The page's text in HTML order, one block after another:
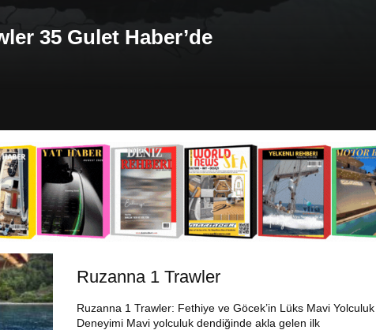
35 Gulet Haber’de
Ruzanna 1 Trawler
Ruzanna 1 Trawler: Fethiye ve Göcek’in Lüks Mavi Yolculuk
Deneyimi Mavi yolculuk dendiğinde akla gelen ilk